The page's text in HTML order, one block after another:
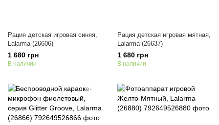
Рация детская игровая синяя,
Lalarma (26606)
1 680 грн
В наличии
Рация детская игровая мятная,
Lalarma (26637)
1 680 грн
В наличии